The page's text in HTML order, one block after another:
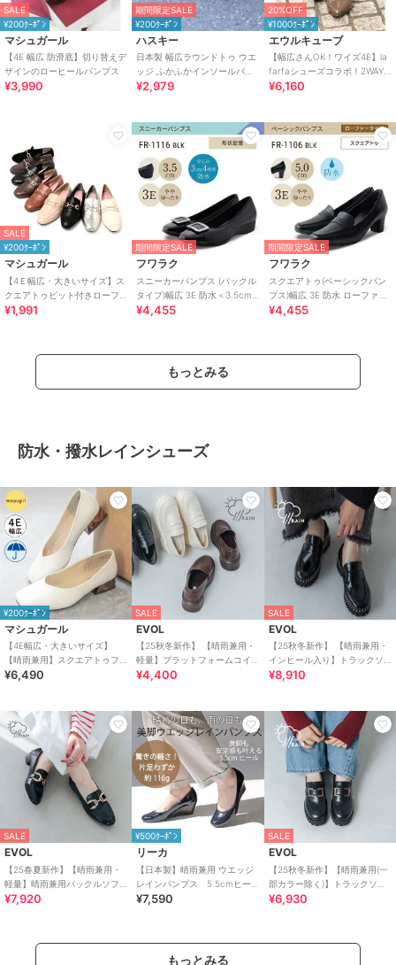
SALE
¥200ｸｰﾎﾟﾝ
マシュガール
【4E 幅広 防滑底】切り替えデ
ザインのローヒールパンプス
¥3,990
期間限定SALE
¥200ｸｰﾎﾟﾝ
ハスキー
日本製 幅広ラウンドトゥ ウエ
ッジ ふかふかインソールパン
プス
¥2,979
20%OFF
¥1000ｸｰﾎﾟﾝ
エウルキューブ
【幅広さんOK！ワイズ4E】la
farfaシューズコラボ！2WAY
エナメルパンプス
¥6,160
SALE
¥200ｸｰﾎﾟﾝ
マシュガール
【4Ｅ幅広・大きいサイズ】ス
クエアトゥビット付きローフ
ァー
¥1,991
期間限定SALE
フワラク
スニーカーパンプス (バックル
タイプ)幅広 3E 防水＜3.5cm
ヒール＞
¥4,455
期間限定SALE
フワラク
スクエアトゥ(ベーシックパン
プス)幅広 3E 防水 ローファー
＜5.0cmヒール＞
¥4,455
もっとみる
防水・撥水レインシューズ
¥200ｸｰﾎﾟﾝ
マシュガール
【4E幅広・大きいサイズ】
【晴雨兼用】スクエアトゥフ
レアヒールパンプス
¥6,490
SALE
EVOL
【25秋冬新作】 【晴雨兼用・
軽量】プラットフォームコイ
ンローファー IZ5788
¥4,400
SALE
EVOL
【25秋冬新作】 【晴雨兼用・
インヒール入り】トラックソ
ールスタイルアップローファ
¥8,910
SALE
EVOL
【25春夏新作】【晴雨兼用・
軽量】晴雨兼用バックルソフ
トローファー IY5653
¥7,920
¥500ｸｰﾎﾟﾝ
リーカ
【日本製】晴雨兼用 ウエッジ
レインパンプス 5.5cmヒー
ル・抗菌防臭
¥7,590
SALE
EVOL
【25秋冬新作】【晴雨兼用(一
部カラー除く)】トラックソー
ルバックルローファーIZ5804
¥6,930
もっとみる